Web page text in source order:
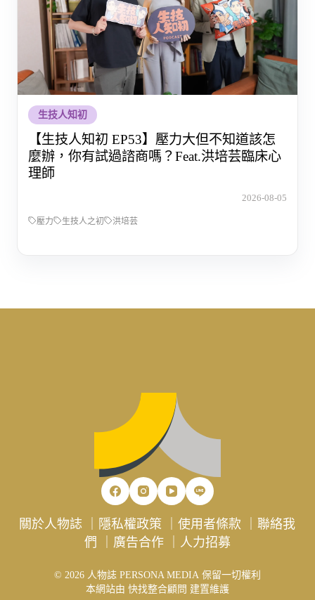
生技人知初
【生技人知初 EP53】壓力大但不知道該怎
麼辦，你有試過諮商嗎？Feat.洪培芸臨床心
理師
2026-08-05
壓力 生技人之初 洪培芸
關於人物誌 隱私權政策 ｜使用者條款 ｜聯絡我
們
廣告合作｜ 人力招募
© 2026 人物誌 PERSONA MEDIA 保留一切權利
本網站由 快找整合顧問 建置維護